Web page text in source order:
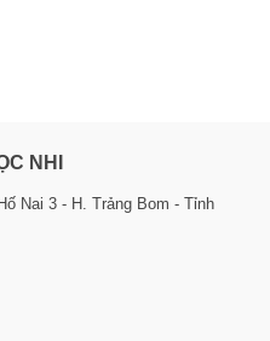
NHI
Nai 3 - H. Trảng Bom - Tỉnh